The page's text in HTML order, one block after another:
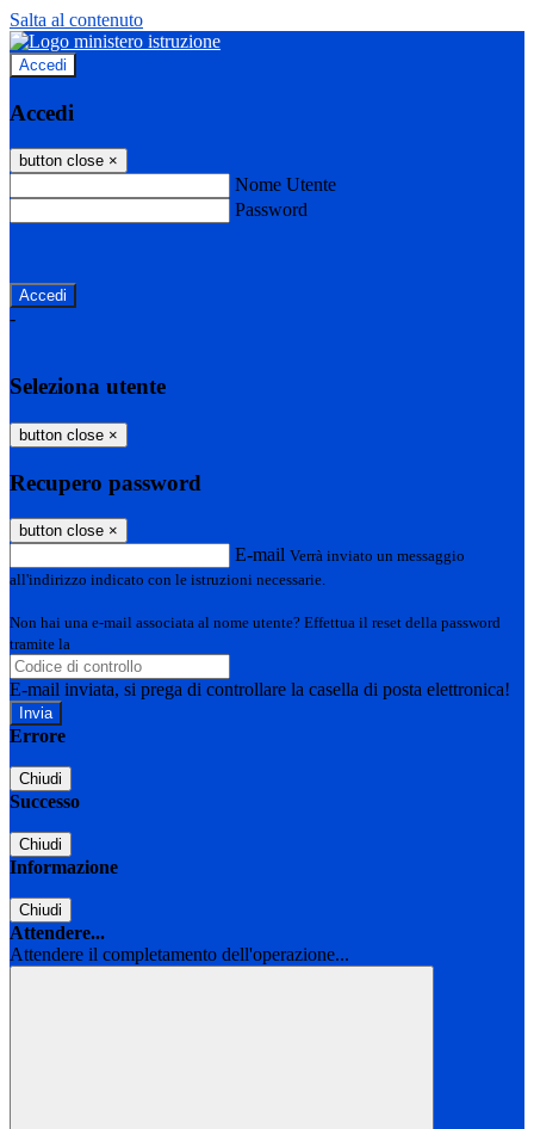
Salta al contenuto
Accedi
Accedi
button close ×
Nome Utente
Password
-
Seleziona utente
button close ×
Recupero password
button close ×
E-mail Verrà inviato un messaggio
all'indirizzo indicato con le istruzioni necessarie.
Non hai una e-mail associata al nome utente? Effettua il reset della password
tramite la
E-mail inviata, si prega di controllare la casella di posta elettronica!
Errore
Chiudi
Successo
Chiudi
Informazione
Chiudi
Attendere...
Attendere il completamento dell'operazione...